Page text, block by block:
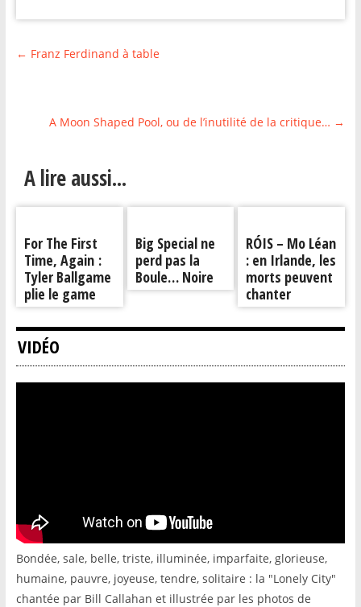
← Franz Ferdinand à table
A Moon Shaped Pool, ou de l’inutilité de la critique… →
A lire aussi...
For The First
Time, Again :
Tyler Ballgame
plie le game
Big Special ne
perd pas la
Boule… Noire
RÓIS – Mo Léan
: en Irlande, les
morts peuvent
chanter
VIDÉO
Bondée, sale, belle, triste, illuminée, imparfaite, glorieuse,
humaine, pauvre, joyeuse, tendre, solitaire : la "Lonely City"
chantée par Bill Callahan et illustrée par les photos de